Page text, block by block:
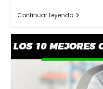
Continuar LeyendoLos
10
Jet
Mercado